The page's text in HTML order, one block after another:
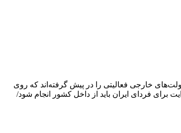
خارجی فعالیتی را در پیش گرفته‌اند که روی
برای فردای ایران باید از داخل کشور انجام شود/